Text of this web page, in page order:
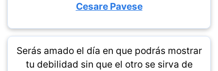
Cesare Pavese
Serás amado el día en que podrás mostrar
tu debilidad sin que el otro se sirva de